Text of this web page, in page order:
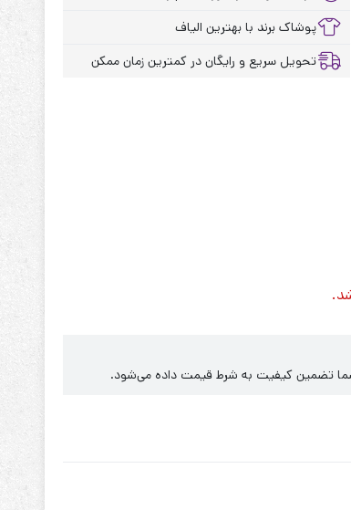
پوشاک برند با بهترین الیاف
تحویل سریع و رایگان در کمترین زمان ممکن
شما تضمین کیفیت به شرط قیمت داده می‌شود.